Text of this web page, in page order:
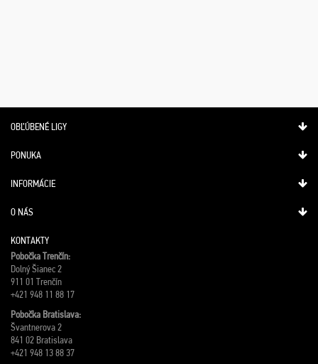
OBĽÚBENÉ LIGY
PONUKA
INFORMÁCIE
O NÁS
KONTAKTY
Pobočka Trenčín:
Dolný Šianec 2
911 01 Trenčín
+421 948 11 88 17
Pobočka Bratislava:
Švantnerova 2
841 02 Bratislava
+421 948 13 88 37